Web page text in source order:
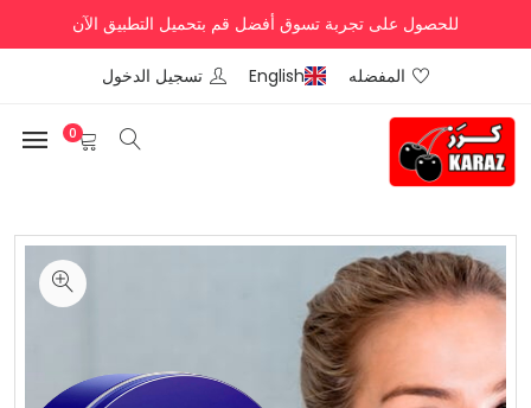
للحصول على تجربة تسوق أفضل قم بتحميل التطبيق الآن
المفضله English تسجيل الدخول
0